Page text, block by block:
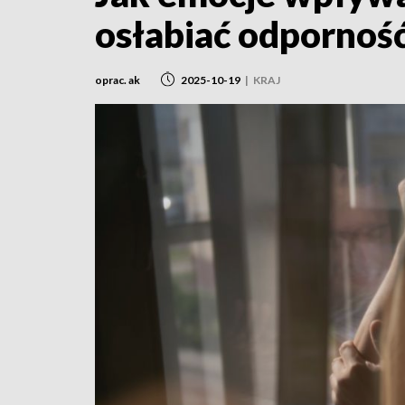
osłabiać
oprac. ak 2025-10-19 | KRAJ